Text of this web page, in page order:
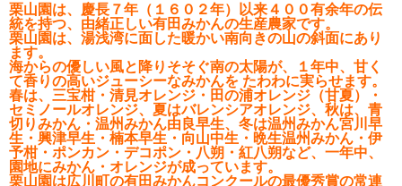
栗山園は、慶長７年（１６０２年）以来４００有余年の伝
統を持つ、由緒正しい有田みかんの生産農家です。
栗山園は、湯浅湾に面した暖かい南向きの山の斜面にあり
ます。
海からの優しい風と降りそそぐ南の太陽が、１年中、甘く
て香りの高いジューシーなみかんを たわわに実らせます。
春は、三宝柑・清見オレンジ・田の浦オレンジ（甘夏）・
セミノールオレンジ、夏はバレンシアオレンジ、秋は、青
切りみかん・温州みかん由良早生、冬は温州みかん宮川早
生・興津早生・楠本早生・向山中生・晩生温州みかん・伊
予柑・ポンカン・デコポン・八朔・紅八朔など、一年中、
園地にみかん・オレンジが成っています。
栗山園は広川町の有田みかんコンクールの最優秀賞の常連